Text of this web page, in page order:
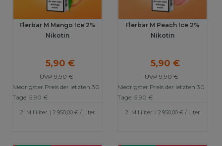
Flerbar M Mango Ice 2%
Nikotin
UVP 9,90 €
5,90 €
Niedrigster Preis der letzten 30
Tage: 5,90 €
2 Milliliter | 2.950,00 € / Liter
Flerbar M Peach Ice 2%
Nikotin
UVP 9,90 €
5,90 €
Niedrigster Preis der letzten 30
Tage: 5,90 €
2 Milliliter | 2.950,00 € / Liter